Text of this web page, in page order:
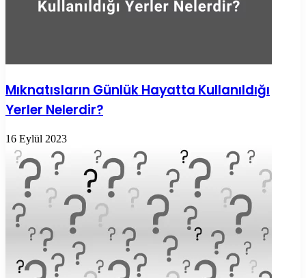
Mıknatısların Günlük Hayatta Kullanıldığı
Yerler Nelerdir?
16 Eylül 2023